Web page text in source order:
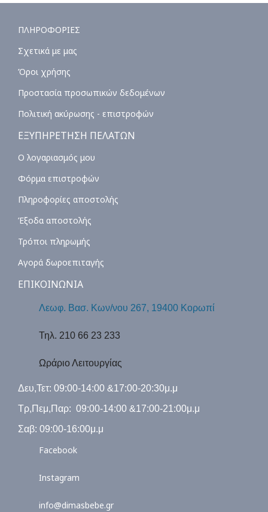
ΠΛΗΡΟΦΟΡΙΕΣ
Σχετικά με μας
Όροι χρήσης
Προστασία προσωπικών δεδομένων
Πολιτική ακύρωσης - επιστροφών
ΕΞΥΠΗΡΕΤΗΣΗ ΠΕΛΑΤΩΝ
Ο λογαριασμός μου
Φόρμα επιστροφών
Πληροφορίες αποστολής
Έξοδα αποστολής
Τρόποι πληρωμής
Αγορά δωροεπιταγής
ΕΠΙΚΟΙΝΩΝΙΑ
Λεωφ. Βασ. Κων/νου 267, 19400 Κορωπί
Τηλ. 210 66 23 233
Ωράριο Λειτουργίας
Δευ,Τετ: 09:00-14:00 &17:00-20:30μ.μ
Τρ,Πεμ,Παρ: 09:00-14:00 &17:00-21:00μ.μ
Σαβ: 09:00-16:00μ.μ
Facebook
Instagram
info@dimasbebe.gr